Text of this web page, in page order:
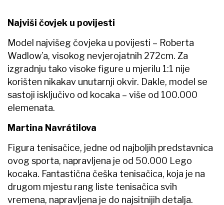
Najviši čovjek u povijesti
Model najvišeg čovjeka u povijesti – Roberta
Wadlow’a, visokog nevjerojatnih 272cm. Za
izgradnju tako visoke figure u mjerilu 1:1 nije
korišten nikakav unutarnji okvir. Dakle, model se
sastoji isključivo od kocaka – više od 100.000
elemenata.
Martina Navrátilova
Figura tenisačice, jedne od najboljih predstavnica
ovog sporta, napravljena je od 50.000 Lego
kocaka. Fantastična češka tenisačica, koja je na
drugom mjestu rang liste tenisačica svih
vremena, napravljena je do najsitnijih detalja.